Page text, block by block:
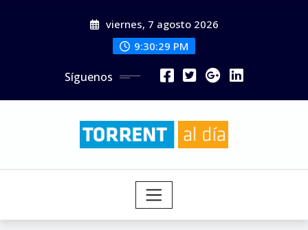
viernes, 7 agosto 2026
9:30:31 PM
Síguenos